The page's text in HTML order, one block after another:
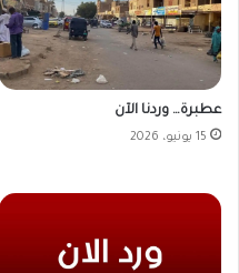
عطبرة… وردنا الآن
15 يونيو، 2026